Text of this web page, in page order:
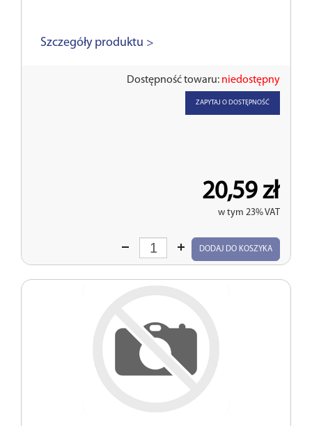
Szczegóły produktu >
Dostępność towaru: niedostępny
ZAPYTAJ O DOSTĘPNOŚĆ
20,59 zł
w tym 23% VAT
Wprowadź
DODAJ DO KOSZYKA